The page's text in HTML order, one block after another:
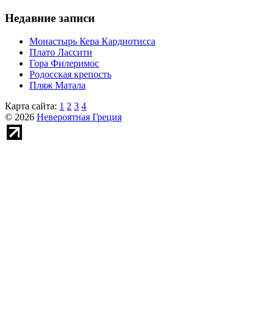
Недавние записи
Монастырь Кера Кардиотисса
Плато Лассити
Гора Филеримос
Родосская крепость
Пляж Матала
Карта сайта: 1 2 3 4
© 2026 Невероятная Греция